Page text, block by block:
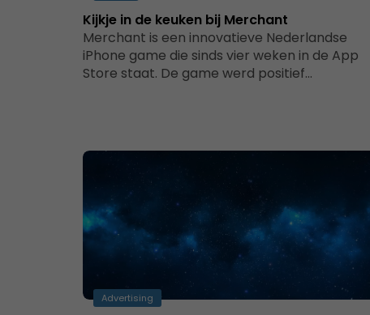
Kijkje in de keuken bij Merchant
Merchant is een innovatieve Nederlandse
iPhone game die sinds vier weken in de App
Store staat. De game werd positief…
Advertising